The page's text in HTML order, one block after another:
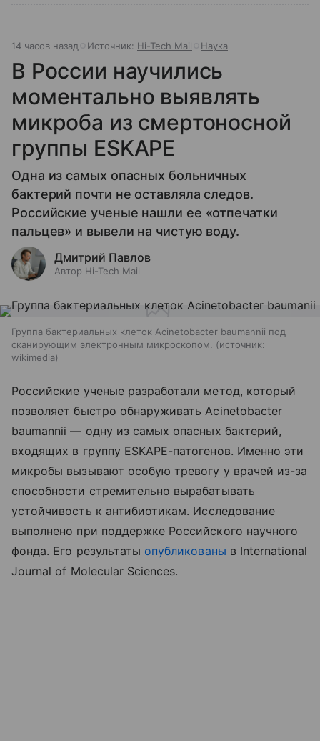
14 часов назад Источник: Hi-Tech Mail Наука
В России научились
моментально выявлять
микроба из смертоносной
группы ESKAPE
Одна из самых опасных больничных
бактерий почти не оставляла следов.
Российские ученые нашли ее «отпечатки
пальцев» и вывели на чистую воду.
Дмитрий Павлов
Автор Hi-Tech Mail
Группа бактериальных клеток Acinetobacter baumannii под
сканирующим электронным микроскопом.
источник:
wikimedia
Российские ученые разработали метод, который
позволяет быстро обнаруживать Acinetobacter
baumannii — одну из самых опасных бактерий,
входящих в группу ESKAPE-патогенов. Именно эти
микробы вызывают особую тревогу у врачей из-за
способности стремительно вырабатывать
устойчивость к антибиотикам. Исследование
выполнено при поддержке Российского научного
фонда. Его результаты опубликованы в International
Journal of Molecular Sciences.